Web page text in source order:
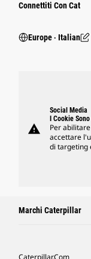
Connettiti Con Cat
Europe ‧ Italian
warning
Social Media
I Cookie
Per
accettare
di targeting
Marchi Caterpillar